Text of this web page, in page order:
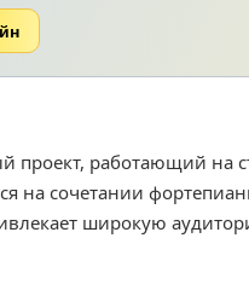
проект, работающий на
на сочетании
широкую
среди